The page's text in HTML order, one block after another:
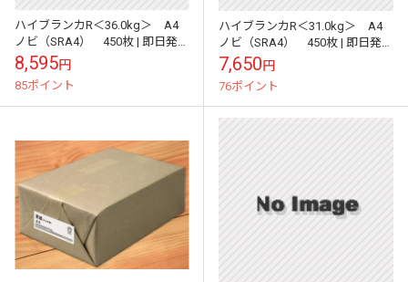
ハイブランカR＜36.0kg＞ A4
ノビ（SRA4） 450枚 | 即日発
送/送料無料 | サイズ変更可 |
8,595円
85ポイント
ハイブランカR＜31.0kg＞ A4
ノビ（SRA4） 450枚 | 即日発
送/送料無料 | サイズ変更可 |
7,650円
76ポイント